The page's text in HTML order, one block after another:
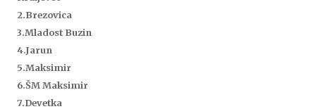
2.Brezovica
3.Mladost Buzin
4.Jarun
5.Maksimir
6.ŠM Maksimir
7.Devetka